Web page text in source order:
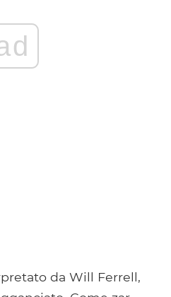
da Will Ferrell,